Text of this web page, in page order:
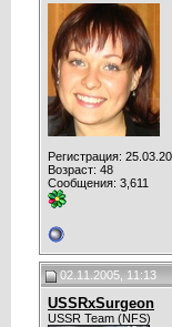
Регистрация:
Возраст: 48
Сообщения: 3,611
02.11.2005, 11:13
USSRxSurgeon
USSR Team (NFS)